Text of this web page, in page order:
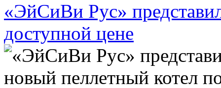
«ЭйСиВи Рус»
доступной цене